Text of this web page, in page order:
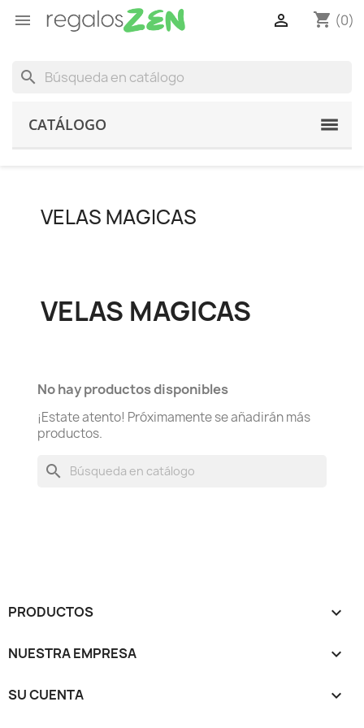
 shopping_cart (0)

search
CATÁLOGO
VELAS MAGICAS
VELAS MAGICAS
No hay productos disponibles
¡Estate atento! Próximamente se añadirán más
productos.
search
PRODUCTOS 
NUESTRA EMPRESA 
SU CUENTA 